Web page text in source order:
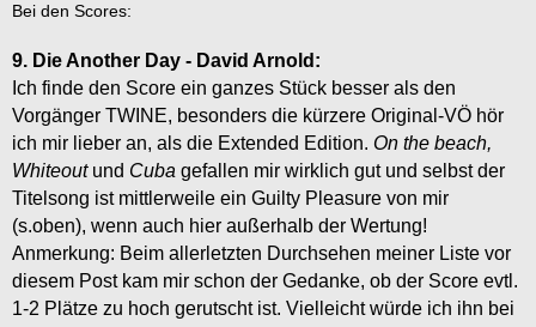
Bei den Scores:
9. Die Another Day - David Arnold:
Ich finde den Score ein ganzes Stück besser als den
Vorgänger TWINE, besonders die kürzere Original-VÖ hör
ich mir lieber an, als die Extended Edition. On the beach,
Whiteout und Cuba gefallen mir wirklich gut und selbst der
Titelsong ist mittlerweile ein Guilty Pleasure von mir
(s.oben), wenn auch hier außerhalb der Wertung!
Anmerkung: Beim allerletzten Durchsehen meiner Liste vor
diesem Post kam mir schon der Gedanke, ob der Score evtl.
1-2 Plätze zu hoch gerutscht ist. Vielleicht würde ich ihn bei